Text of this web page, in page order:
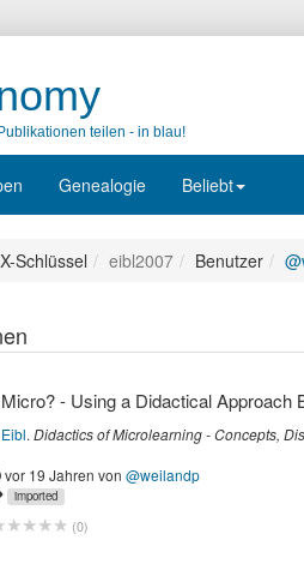
teilen - in blau!
Genealogie Beliebt
Schlüssel eibl2007 Benutzer
- Using a Didactical
. Didactics of Microlearning - Concepts,
vor 19 Jahren von @weilandp
imported
(0)